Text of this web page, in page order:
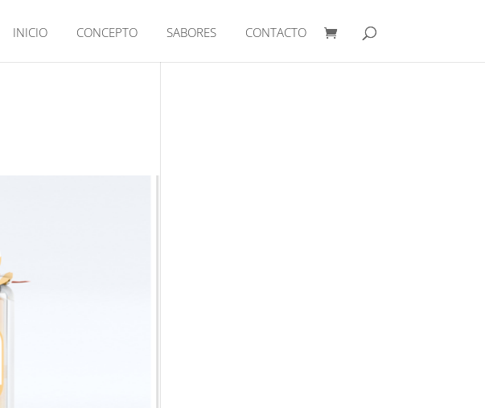
INICIO CONCEPTO SABORES CONTACTO